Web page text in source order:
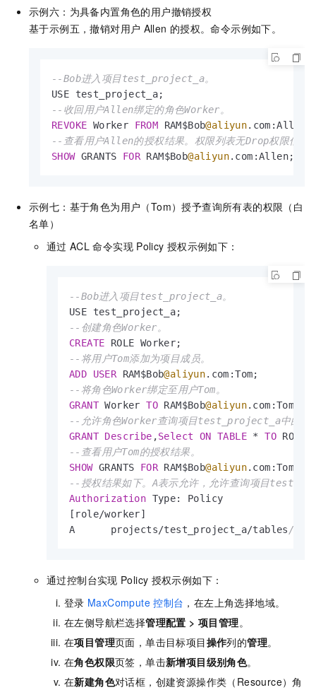
示例六：为具备内置角色的用户撤销授权
基于示例五，撤销对用户 Allen 的授权。命令示例如下。
--Bob进入项目test_project_a。
--收回用户Allen绑定的角色Worker。
REVOKE Worker FROM RAM$Bob@aliyun
--查看用户Allen的授权结果。权限列表无Drop权限信息
SHOW GRANTS FOR RAM$Bob@aliyun.com:Allen;
示例七：基于角色为用户（Tom）授予查询所有表的权限（白
名单）
通过 ACL 命令实现 Policy 授权示例如下：
--Bob进入项目test_project_a。
--创建角色Worker。
CREATE
--将用户Tom添加为项目成员。
ADD
USER RAM$Bob@aliyun
--将角色Worker绑定至用户Tom。
GRANT Worker TO RAM$Bob@aliyun
--允许角色Worker查询项目test_project_a中的所
GRANT Describe ,Select ON TABLE * TO ROLE
--查看用户Tom的授权结果。
SHOW GRANTS FOR RAM$Bob@aliyun
--授权结果如下。A表示允许，允许查询项目
Authorization Type: Policy
[role/worker]
A      projects/test_project_a/tables /*:
通过控制台实现 Policy 授权示例如下：
登录 MaxCompute 控制台 ，在左上角选择地域。
在左侧导航栏选择管理配置 >项目管理。
在项目管理页面，单击目标项目操作列的管理。
在角色权限页签，单击新增项目级别角色。
在新建角色对话框，创建资源操作类（Resource）角